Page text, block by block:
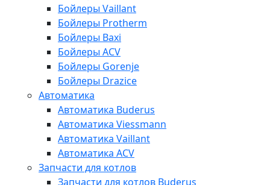
Бойлеры Vaillant
Бойлеры Protherm
Бойлеры Baxi
Бойлеры ACV
Бойлеры Gorenje
Бойлеры Drazice
Автоматика
Автоматика Buderus
Автоматика Viessmann
Автоматика Vaillant
Автоматика ACV
Запчасти для котлов
Запчасти для котлов Buderus